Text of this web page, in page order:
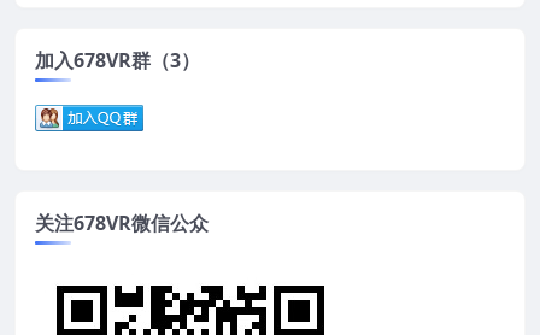
加入678VR群（3）
关注678VR微信公众